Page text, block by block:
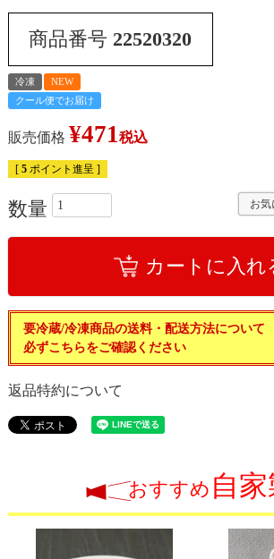
商品番号 22520320
冷凍
NEW
クール便でお届け
販売価格 ¥471税込
[ 5 ポイント進呈 ]
お気
カートに入れ
要冷蔵/冷凍商品の送料・配送方法について
必ずこちらをご確認ください
返品特約について
おすすめ 自